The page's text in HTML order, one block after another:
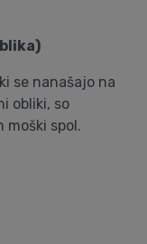
se nanašajo na
obliki, so
moški spol.